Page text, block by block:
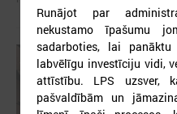
Runājot par
nekustamo īpašumu
sadarboties, lai
labvēlīgu investīciju vidi,
attīstību. LPS uzsver,
pašvaldībām un